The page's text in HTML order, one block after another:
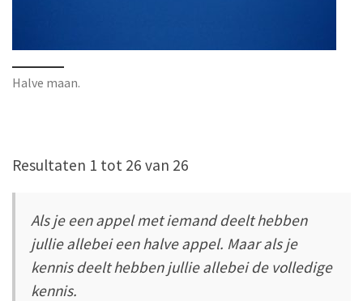
Halve maan.
Resultaten 1 tot 26 van 26
Als je een appel met iemand deelt hebben
jullie allebei een halve appel. Maar als je
kennis deelt hebben jullie allebei de volledige
kennis.